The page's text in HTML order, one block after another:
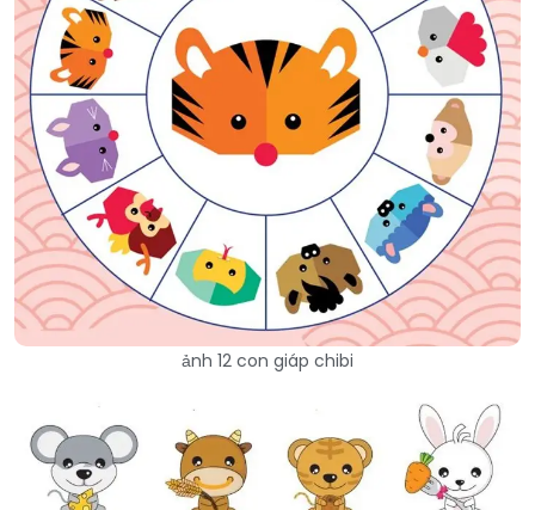
ảnh 12 con giáp chibi